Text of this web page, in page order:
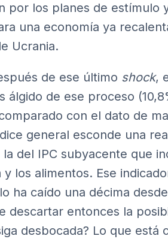
por los planes de estímulo
una economía ya
Ucrania.
de ese último shock,
álgido de ese proceso
con el dato de
general esconde una
la del IPC subyacente que
y los alimentos. Ese
ha caído una décima
descartar entonces la
desbocada? Lo que está